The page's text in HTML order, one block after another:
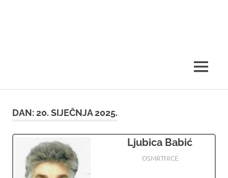
MENU
DAN:20. SIJEČNJA 2025.
Ljubica Babić
20.01.2025
OSMRTNICE LJUBUSKI
OSMRTNICE